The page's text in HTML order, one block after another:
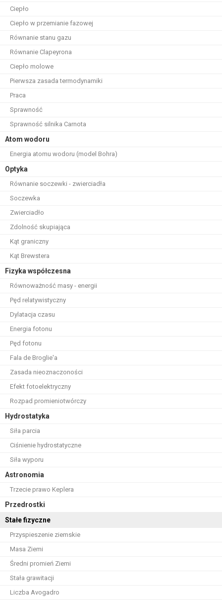
Ciepło
Ciepło w przemianie fazowej
Równanie stanu gazu
Równanie Clapeyrona
Ciepło molowe
Pierwsza zasada termodynamiki
Praca
Sprawność
Sprawność silnika Carnota
Atom wodoru
Energia atomu wodoru (model Bohra)
Optyka
Równanie soczewki - zwierciadła
Soczewka
Zwierciadło
Zdolność skupiająca
Kąt graniczny
Kąt Brewstera
Fizyka współczesna
Równoważność masy - energii
Pęd relatywistyczny
Dylatacja czasu
Energia fotonu
Pęd fotonu
Fala de Broglie'a
Zasada nieoznaczoności
Efekt fotoelektryczny
Rozpad promieniotwórczy
Hydrostatyka
Siła parcia
Ciśnienie hydrostatyczne
Siła wyporu
Astronomia
Trzecie prawo Keplera
Przedrostki
Stałe fizyczne
Przyspieszenie ziemskie
Masa Ziemi
Średni promień Ziemi
Stała grawitacji
Liczba Avogadro